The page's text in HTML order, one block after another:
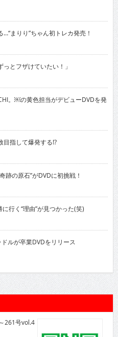
まりり”ちゃん初トレカ発売！
とフザけていたい！」
。￼の黄色担当がデビューDVDを発
指して爆発する!?
の原石”がDVDに初挑戦！
行く“理由”が見つかった(笑)
ルが卒業DVDをリリース
261号vol.4